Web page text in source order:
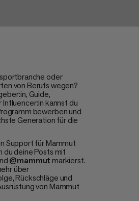
oder
von Berufs wegen?
Guide,
kannst du
bewerben und
Generation für die
Support für Mammut
du deine Posts mit
@mammutmarkierst.
über
Rückschläge und
von Mammut